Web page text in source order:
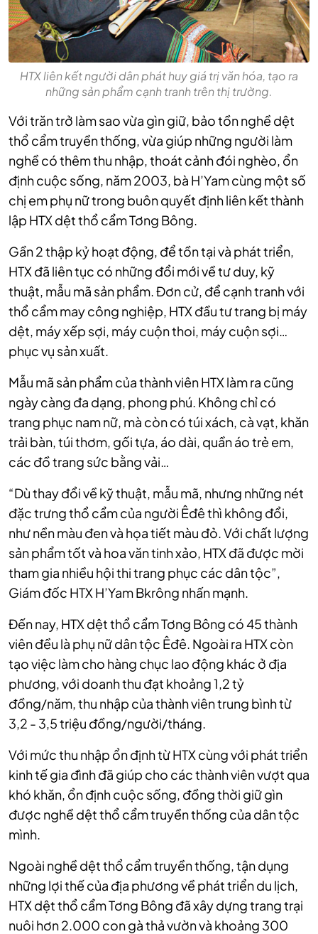
HTX liên kết người dân phát huy giá trị văn hóa, tạo ra
những sản phẩm cạnh tranh trên thị trường.
Với trăn trở làm sao vừa gìn giữ, bảo tồn nghề dệt
thổ cẩm truyền thống, vừa giúp những người làm
nghề có thêm thu nhập, thoát cảnh đói nghèo, ổn
định cuộc sống, năm 2003, bà H’Yam cùng một số
chị em phụ nữ trong buôn quyết định liên kết thành
lập HTX dệt thổ cẩm Tơng Bông.
Gần 2 thập kỷ hoạt động, để tồn tại và phát triển,
HTX đã liên tục có những đổi mới về tư duy, kỹ
thuật, mẫu mã sản phẩm. Đơn cử, để cạnh tranh với
thổ cẩm may công nghiệp, HTX đầu tư trang bị máy
dệt, máy xếp sợi, máy cuộn thoi, máy cuộn sợi…
phục vụ sản xuất.
Mẫu mã sản phẩm của thành viên HTX làm ra cũng
ngày càng đa dạng, phong phú. Không chỉ có
trang phục nam nữ, mà còn có túi xách, cà vạt, khăn
trải bàn, túi thơm, gối tựa, áo dài, quần áo trẻ em,
các đồ trang sức bằng vải…
“Dù thay đổi về kỹ thuật, mẫu mã, nhưng những nét
đặc trưng thổ cẩm của người Êđê thì không đổi,
như nền màu đen và họa tiết màu đỏ. Với chất lượng
sản phẩm tốt và hoa văn tinh xảo, HTX đã được mời
tham gia nhiều hội thi trang phục các dân tộc”,
Giám đốc HTX H’Yam Bkrông nhấn mạnh.
Đến nay, HTX dệt thổ cẩm Tơng Bông có 45 thành
viên đều là phụ nữ dân tộc Êđê. Ngoài ra HTX còn
tạo việc làm cho hàng chục lao động khác ở địa
phương, với doanh thu đạt khoảng 1,2 tỷ
đồng/năm, thu nhập của thành viên trung bình từ
3,2 - 3,5 triệu đồng/người/tháng.
Với mức thu nhập ổn định từ HTX cùng với phát triển
kinh tế gia đình đã giúp cho các thành viên vượt qua
khó khăn, ổn định cuộc sống, đồng thời giữ gìn
được nghề dệt thổ cẩm truyền thống của dân tộc
mình.
Ngoài nghề dệt thổ cẩm truyền thống, tận dụng
những lợi thế của địa phương về phát triển du lịch,
HTX dệt thổ cẩm Tơng Bông đã xây dựng trang trại
nuôi hơn 2.000 con gà thả vườn và khoảng 300